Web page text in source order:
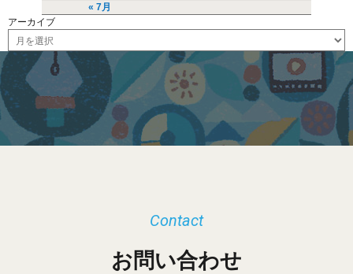
« 7月
アーカイブ
ー
ブ
お問い合わせ
Contact